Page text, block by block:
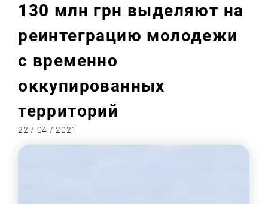
130 млн грн выделяют на
реинтеграцию молодежи
с временно
оккупированных
территорий
22 / 04 / 2021